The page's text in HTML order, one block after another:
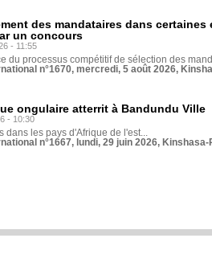
des mandataires dans
un concours
- 11:55
du processus compétitif de sélection des
n°1670, mercredi, 5 août 2026,
ongulaire atterrit à Bandundu Ville
- 10:30
dans les pays d'Afrique de l'est...
n°1667, lundi, 29 juin 2026,